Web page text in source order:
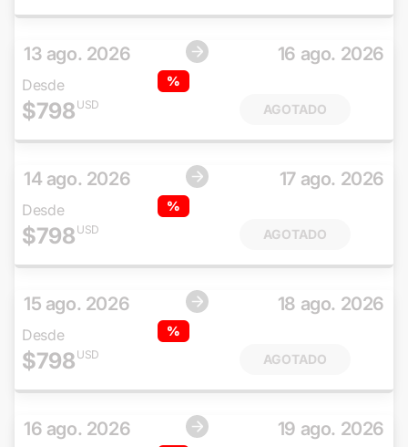
13 ago. 2026 16 ago. 2026
Desde %
$798 USD AGOTADO
14 ago. 2026 17 ago. 2026
Desde %
$798 USD AGOTADO
15 ago. 2026 18 ago. 2026
Desde %
$798 USD AGOTADO
16 ago. 2026 19 ago. 2026